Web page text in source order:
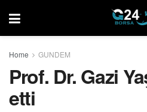
Home GUNDEM
Prof. Dr. Gazi
etti